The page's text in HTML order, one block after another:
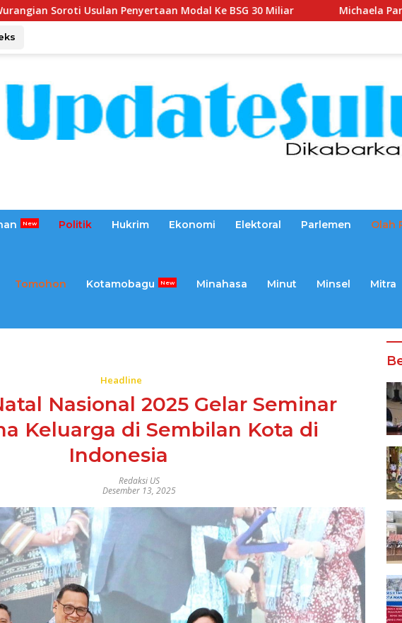
Penyertaan Modal Ke BSG 30 Miliar Michaela Paruntu Turun Reses,
Politik Hukrim Ekonomi Elektoral Parlemen Olah
Tomohon Kotamobagu Minahasa Minut Minsel Mitra
Headline
Nasional 2025 Gelar Seminar
Keluarga di Sembilan Kota di
Indonesia
Redaksi US
Desember 13, 2025